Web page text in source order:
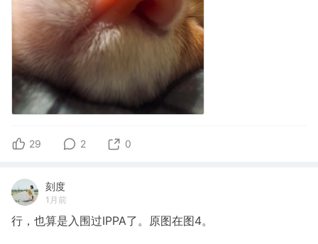
29 2 0
刻度
1月前
行，也算是入围过IPPA了。原图在图4。